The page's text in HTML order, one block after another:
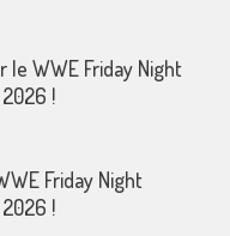
WWE Friday Night
!
Friday Night
!